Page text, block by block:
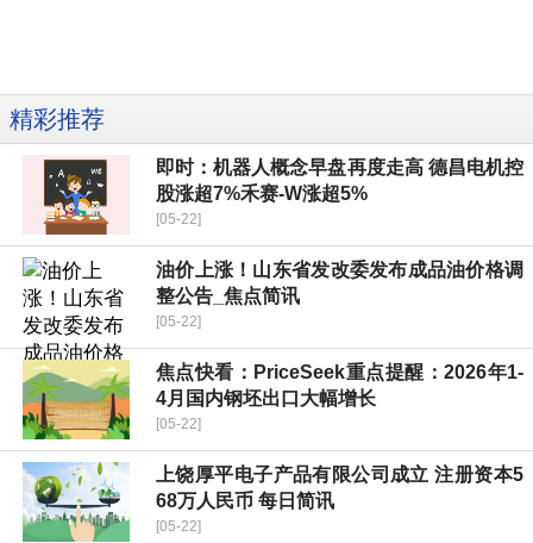
精彩推荐
即时：机器人概念早盘再度走高 德昌电机控
股涨超7%禾赛-W涨超5%
[05-22]
油价上涨！山东省发改委发布成品油价格调
整公告_焦点简讯
[05-22]
焦点快看：PriceSeek重点提醒：2026年1-
4月国内钢坯出口大幅增长
[05-22]
上饶厚平电子产品有限公司成立 注册资本5
68万人民币 每日简讯
[05-22]